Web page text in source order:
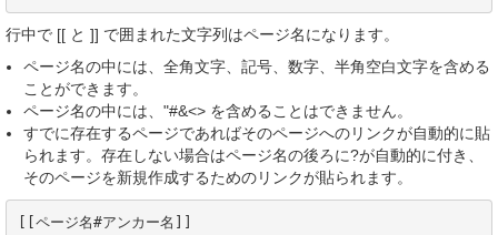
行中で [[ と ]] で囲まれた文字列はページ名になります。
ページ名の中には、全角文字、記号、数字、半角空白文字を含める
ことができます。
ページ名の中には、"#&<> を含めることはできません。
すでに存在するページであればそのページへのリンクが自動的に貼
られます。存在しない場合はページ名の後ろに?が自動的に付き、
そのページを新規作成するためのリンクが貼られます。
[[ページ名#アンカー名]]